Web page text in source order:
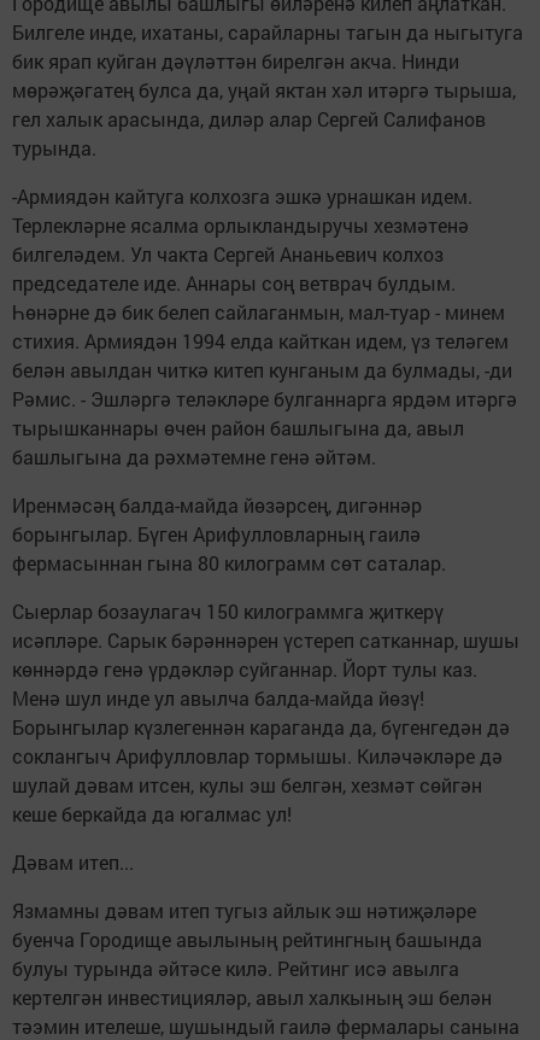
Билгеле инде, ихатаны, сарайларны тагын да ныгытуга
бик ярап куйган дәүләттән бирелгән акча. Нинди
мөрәҗәгатең булса да, уңай яктан хәл итәргә тырыша,
гел халык арасында, диләр алар Сергей Салифанов
турында.
-Армиядән кайтуга колхозга эшкә урнашкан идем.
Терлекләрне ясалма орлыкландыручы хезмәтенә
билгеләдем. Ул чакта Сергей Ананьевич колхоз
председателе иде. Аннары соң ветврач булдым.
Һөнәрне дә бик белеп сайлаганмын, мал-туар - минем
стихия. Армиядән 1994 елда кайткан идем, үз теләгем
белән авылдан читкә китеп кунганым да булмады, -ди
Рәмис. - Эшләргә теләкләре булганнарга ярдәм итәргә
тырышканнары өчен район башлыгына да, авыл
башлыгына да рәхмәтемне генә әйтәм.
Иренмәсәң балда-майда йөзәрсең, дигәннәр
борынгылар. Бүген Арифулловларның гаилә
фермасыннан гына 80 килограмм сөт саталар.
Сыерлар бозаулагач 150 килограммга җиткерү
исәпләре. Сарык бәрәннәрен үстереп сатканнар, шушы
көннәрдә генә үрдәкләр суйганнар. Йорт тулы каз.
Менә шул инде ул авылча балда-майда йөзү!
Борынгылар күзлегеннән караганда да, бүгенгедән дә
соклангыч Арифулловлар тормышы. Киләчәкләре дә
шулай дәвам итсен, кулы эш белгән, хезмәт сөйгән
кеше беркайда да югалмас ул!
Дәвам итеп...
Язмамны дәвам итеп тугыз айлык эш нәтиҗәләре
буенча Городище авылының рейтингның башында
булуы турында әйтәсе килә. Рейтинг исә авылга
кертелгән инвестицияләр, авыл халкының эш белән
тәэмин ителеше, шушындый гаилә фермалары санына